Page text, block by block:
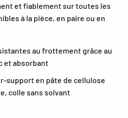
et fiablement sur toutes les
à la pièce, en paire ou en
au frottement grâce au
et absorbant
support en pâte de cellulose
colle sans solvant